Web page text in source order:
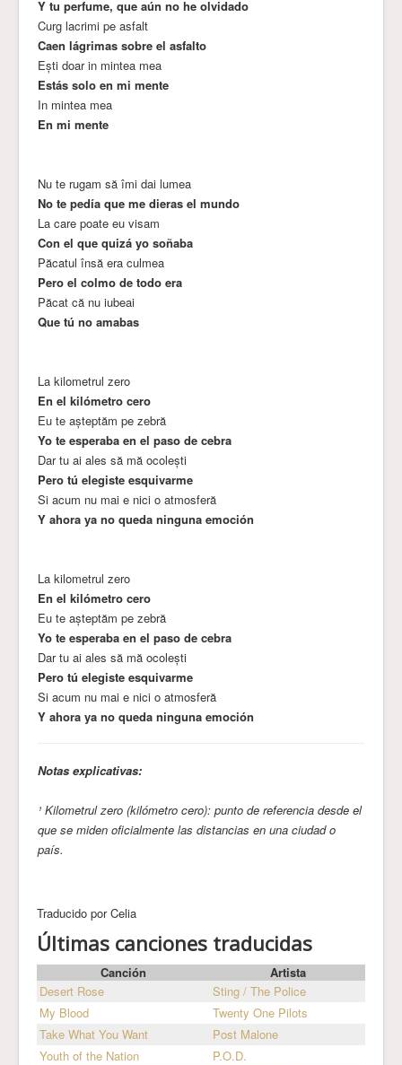
Y tu perfume, que aún no he olvidado
Curg lacrimi pe asfalt
Caen lágrimas sobre el asfalto
Ești doar in mintea mea
Estás solo en mi mente
In mintea mea
En mi mente
Nu te rugam să îmi dai lumea
No te pedía que me dieras el mundo
La care poate eu visam
Con el que quizá yo soñaba
Păcatul însă era culmea
Pero el colmo de todo era
Păcat că nu iubeai
Que tú no amabas
La kilometrul zero
En el kilómetro cero
Eu te așteptăm pe zebră
Yo te esperaba en el paso de cebra
Dar tu ai ales să mă ocolești
Pero tú elegiste esquivarme
Si acum nu mai e nici o atmosferă
Y ahora ya no queda ninguna emoción
La kilometrul zero
En el kilómetro cero
Eu te așteptăm pe zebră
Yo te esperaba en el paso de cebra
Dar tu ai ales să mă ocolești
Pero tú elegiste esquivarme
Si acum nu mai e nici o atmosferă
Y ahora ya no queda ninguna emoción
Notas explicativas:
¹ Kilometrul zero (kilómetro cero): punto de referencia desde el
que se miden oficialmente las distancias en una ciudad o
país.
Traducido por Celia
Últimas canciones traducidas
Canción
Artista
Desert Rose
Sting / The Police
My Blood
Twenty One Pilots
Take What You Want
Post Malone
Youth of the Nation
P.O.D.